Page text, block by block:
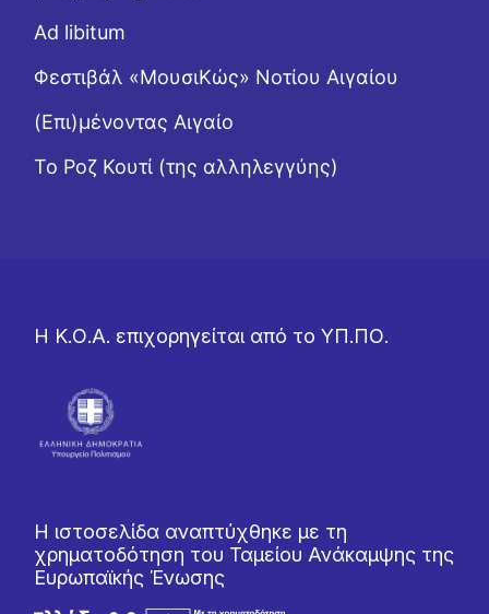
Ad libitum
Φεστιβάλ «ΜουσιΚώς» Νοτίου Αιγαίου
(Επι)μένοντας Αιγαίο
Το Ροζ Κουτί (της αλληλεγγύης)
Η Κ.Ο.Α. επιχορηγείται από το ΥΠ.ΠΟ.
Η ιστοσελίδα αναπτύχθηκε με τη
χρηματοδότηση του Ταμείου Ανάκαμψης της
Ευρωπαϊκής Ένωσης